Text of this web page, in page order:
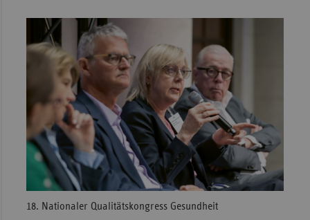
18. Nationaler Qualitätskongress Gesundheit